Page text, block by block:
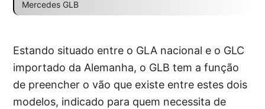
Mercedes GLB
Estando situado entre o GLA nacional e o GLC
importado da Alemanha, o GLB tem a função
de preencher o vão que existe entre estes dois
modelos, indicado para quem necessita de